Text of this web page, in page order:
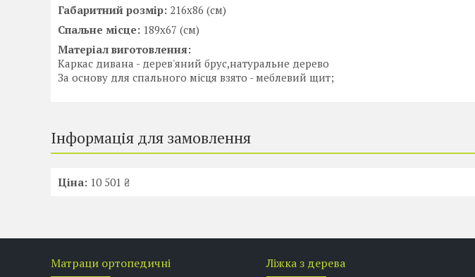
Габаритний розмір: 216х86 (см)
Спальне місце: 189х67 (см)
Матеріал виготовлення:
Каркас дивана - дерев'яний брус,натуральне дерево
За основу для спального місця взято - меблевий щит;
Інформація для замовлення
Ціна: 10 501 ₴
Матраци ортопедичні Ліжка з дерева